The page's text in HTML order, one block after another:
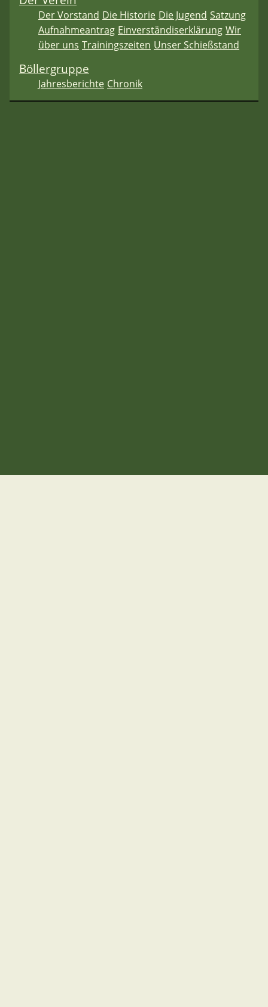
Der Vorstand Die Historie Die Jugend Satzung
Aufnahmeantrag Einverständiserklärung Wir
über uns Trainingszeiten Unser Schießstand
Böllergruppe
Jahresberichte Chronik